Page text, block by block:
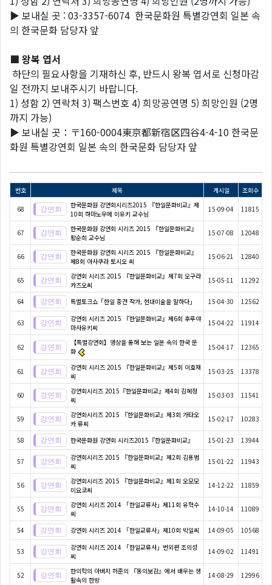
▶ 보내실 곳 : 03-3357-6074 한국문화원 특별강연회 일본 속
의 한국문화 담당자 앞
■ 왕복 엽서
하단의 필요사항을 기재하신 후, 반드시 왕복 엽서로 신청마감
일 전까지 보내주시기 바랍니다.
1) 성함 2) 연락처 3) 팩스번호 4) 희망공연명 5) 희망인원 (2명
까지 가능)
▶ 보내실 곳：〒160-0004東京都新宿区四谷4-4-10 한국문
화원 특별강연회 일본 속의 한국문화 담당자 앞
번호 제목 게시일 조회수
68
한국문화원 강연회시리즈2015 『한일문화비교』제
10회 하마노우에 미유키 교수님
15-09-04 11815
67
한국문화원 강연회 시리즈 2015 『한일문화비교』
황순희 교수님
15-07-08 12048
66
한국문화원 강연회 시리즈 2015 『한일문화비교』
제8회 아사쿠라 토시오 씨
15-06-21 12840
65
강연회 시리즈 2015 『한일문화비교』제7회 오구라
카즈오씨
15-05-11 11292
64 특별토크쇼「한일 중견 작가, 현대미술을 말하다」 15-04-30 12562
63
강연회 시리즈 2015 『한일문화비교』제6회 후루야
마사유키씨
15-04-22 11914
62
【특별강연회】영상을 통해 보는 일본 속의 한국 문
화
15-04-17 12365
61
강연회 시리즈 2015 『한일문화비교』제5회 이효재
씨
15-03-25 13378
60
강연회시리즈 2015『한일문화비교』제4회 김혜정
씨
15-03-03 11541
59
강연회시리즈 2015 『한일문화비교』제3회 가타오
카 류씨
15-02-17 10283
58 한국문화원 강연회 시리즈2015『한일문화비교』 15-01-23 13944
57
강연회시리즈 2015 『한일문화비교』제2회 김용범
씨
15-01-22 11943
56
강연회시리즈 2015 『한일문화비교』제1회 오모모
미요코씨
14-12-22 11859
55
강연회 시리즈 2014 「한일교류사」제11회 유혁수
씨
14-10-14 11089
54 강연회 시리즈 2014 「한일교류사」제10회 박일씨 14-09-05 10568
53
강연회 시리즈 2014 「한일교류사」번외편 조의성
씨
14-09-02 11491
52
한의학의 아버지 허준의 『동의보감』에서 배우는 생
활속의 한방
14-08-29 12996